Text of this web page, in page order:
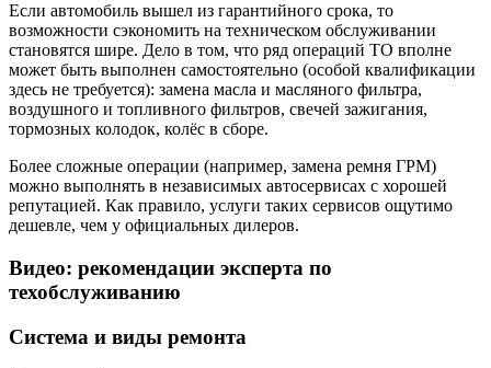
Если автомобиль вышел из гарантийного срока, то
возможности сэкономить на техническом обслуживании
становятся шире. Дело в том, что ряд операций ТО вполне
может быть выполнен самостоятельно (особой квалификации
здесь не требуется): замена масла и масляного фильтра,
воздушного и топливного фильтров, свечей зажигания,
тормозных колодок, колёс в сборе.
Более сложные операции (например, замена ремня ГРМ)
можно выполнять в независимых автосервисах с хорошей
репутацией. Как правило, услуги таких сервисов ощутимо
дешевле, чем у официальных дилеров.
Видео: рекомендации эксперта по
техобслуживанию
Система и виды ремонта